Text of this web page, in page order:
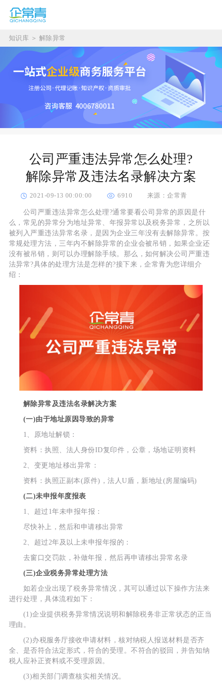
知识库 ＞ 解除异常
公司严重违法异常怎么处理?
解除异常及违法名录解决方案
2021-09-13 00:00:00 6910 来源：企常青
公司严重违法异常怎么处理?通常要看公司异常的原因是什
么，常见的异常分为地址异常、年报异常以及税务异常，之所以
被列入严重违法异常名录，是因为企业三年没有去解除异常。按
常规处理方法，三年内不解除异常的企业会被吊销，如果企业还
没有被吊销，则可以办理解除手续。那么，如何解决公司严重违
法异常?具体的处理方法是怎样的?接下来，企常青为您详细介
绍：
解除异常及违法名录解决方案
(一)由于地址原因导致的异常
1、原地址解锁：
资料：执照、法人身份ID复印件，公章，场地证明资料
2、变更地址移出异常：
资料：执照正副本(原件)，法人U盾，新地址(房屋编码)
(二)未申报年度报表
1、超过1年未申报年报：
尽快补上，然后和申请移出异常
2、超过2年及以上未申报年报的：
去窗口交罚款，补做年报，然后再申请移出异常名录
(三)企业税务异常处理方法
如若企业出现了税务异常情况，其可以通过以下操作方法来
进行处理，具体流程如下：
(1)企业提供税务异常情况说明和解除税务非正常状态的正当
理由。
(2)办税服务厅接收申请材料，核对纳税人报送材料是否齐
全、是否符合法定形式，符合的受理。不符合的驳回，并告知纳
税人应补正资料或不受理原因。
(3)相关部门调查核实相关情况。